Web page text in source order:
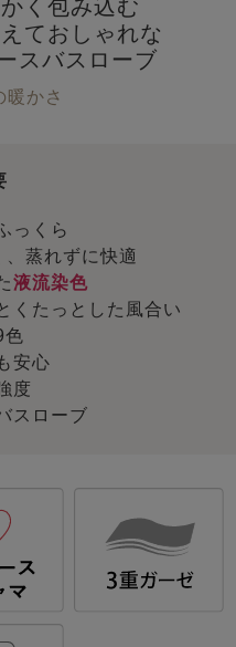
く包み込む
ておしゃれな
スバスローブ
暖かさ
っくら
蒸れずに快適
液流染色
くたっとした風合い
色
安心
度
スローブ